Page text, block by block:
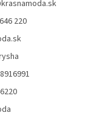
krasnamoda.sk
220